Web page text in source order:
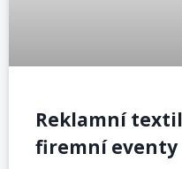
Reklamní
firemní eventy